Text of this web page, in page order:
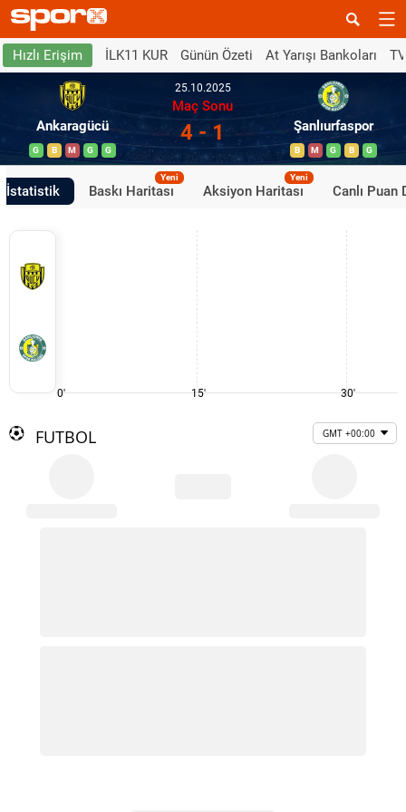
Hızlı Erişim İLK11 KUR Günün Özeti At Yarışı Bankoları
Ankaragücü
G B M G G
25.10.2025
Maç Sonu
4 - 1 Şanlıurfaspor
B M G B G
İstatistik Baskı Haritası
Yeni
Aksiyon Haritası
Yeni
Canlı Puan
0' 15' 30'
FUTBOL GMT +00:00